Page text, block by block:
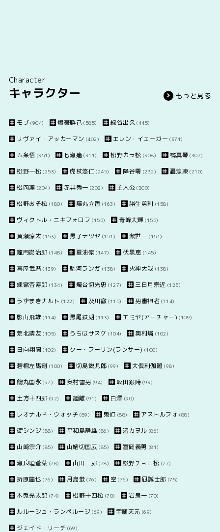
Character
キャラクター もっと見る
モブ (904) 爆豪勝己 (585) 緑谷出久 (445)
リヴァイ・アッカーマン (402) エレン・イェーガー (371)
五条悟 (351) 七瀬遙 (311) 松野カラ松 (308) 橘真琴 (307)
松野一松 (253) 虎杖悠仁 (245) 降谷零 (232) 轟焦凍 (210)
松岡凛 (204) 赤井秀一 (202) 主人公 (200)
松野おそ松 (180) 藤丸立香 (163) 勝生勇利 (158)
ヴィクトル・ニキフォロフ (155) 青峰大輝 (155)
黄瀬涼太 (153) 黒子テツヤ (151) 潔世一 (151)
竈門炭治郎 (148) 夏油傑 (147) 伏黒恵 (145)
喜屋武暦 (139) 馳河ランガ (138) 火神大我 (138)
煉獄杏寿郎 (134) 燭台切光忠 (127) 三日月宗近 (125)
うずまきナルト (122) 及川徹 (115) 男審神者 (114)
影山飛雄 (114) 黒尾鉄朗 (113) エミヤ(アーチャー) (109)
荒北靖友 (105) うちはサスケ (104) 奥村燐 (102)
日向翔陽 (102) クー・フーリン(ランサー) (100)
碧棺左馬刻 (100) 切島鋭児郎 (99) 大倶利伽羅 (98)
鶴丸国永 (97) 奥村雪男 (94) 坂田銀時 (93)
土方十四郎 (92) 鍾離 (91) 白澤 (90)
レオナルド・ウォッチ (89) 鬼灯 (88) アストルフォ (88)
碇シンジ (88) 平和島静雄 (86) 渚カヲル (86)
山崎宗介 (85) 山姥切国広 (85) 冨岡義勇 (81)
瀬良垣蒼葉 (78) 山田一郎 (78) 松野チョロ松 (77)
折原臨也 (76) 月島蛍 (76) 空 (76) 凪誠士郎 (75)
木兎光太郎 (74) 松野十四松 (70) 岩泉一 (70)
ルルーシュ・ランペルージ (69) 宇髄天元 (69)
ジェイド・リーチ (69)